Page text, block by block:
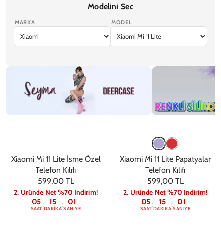
Modelini Sec
MARKA MODEL
Xiaomi Mi 11 Lite İsme Özel
Telefon Kılıfı
599,00 TL
2. Üründe Net %70 İndirim!
05
SAAT: 15
DAKIKA: 00
SANIYE
Xiaomi Mi 11 Lite Papatyalar
Telefon Kılıfı
599,00 TL
2. Üründe Net %70 İndirim!
05
SAAT: 15
DAKIKA: 00
SANIYE